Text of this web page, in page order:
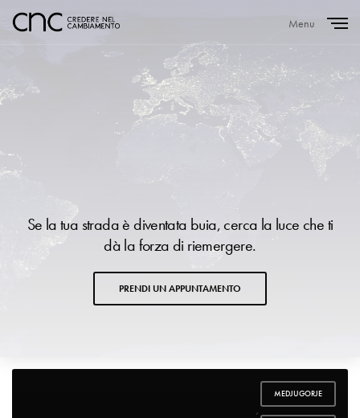
Menu
Se la tua strada è diventata buia, cerca la luce che ti
dà la forza di riemergere.
PRENDI UN APPUNTAMENTO
MEDJUGORJE
,